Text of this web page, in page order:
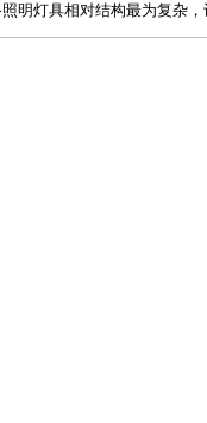
明灯具相对结构最为复杂，